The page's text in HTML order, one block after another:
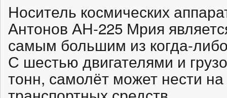
Носитель космических
Антонов АН-225 Мрия
самым большим из когда-
С шестью двигателями и
тонн, самолёт может нести на